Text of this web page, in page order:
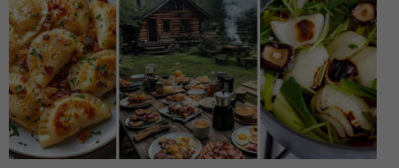
O NAS
REKLAMA